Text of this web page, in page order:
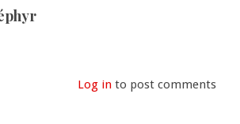
Log in to post comments